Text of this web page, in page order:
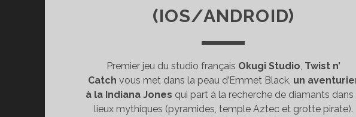
(IOS/ANDROID)
Premier jeu du studio français Okugi Studio, Twist n’
Catch vous met dans la peau d’Emmet Black, un
à la Indiana Jones qui part à la recherche de diamants dans
lieux mythiques (pyramides, temple Aztec et grotte pirate).